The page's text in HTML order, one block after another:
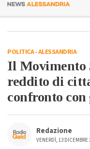
POLITICA-ALESSANDRIA
Il Movimento
reddito di
confronto
Redazione
VENERDÌ, 13 DICEMBRE